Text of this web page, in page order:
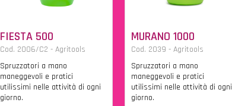
FIESTA 500
Cod. 2006/C2 - Agritools
Spruzzatori a mano
maneggevoli e pratici
utilissimi nelle attività di ogni
giorno.
MURANO 1000
Cod. 2039 - Agritools
Spruzzatori a mano
maneggevoli e pratici
utilissimi nelle attività di ogni
giorno.